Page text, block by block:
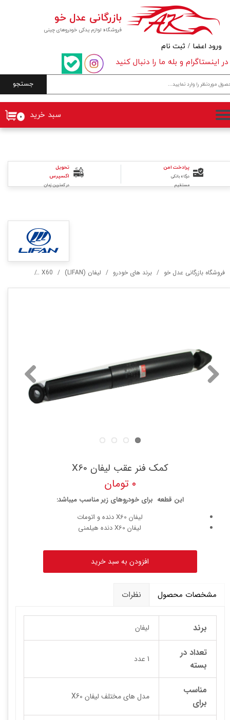
فروشگاه لوازم یدکی خودروهای چینی
بازرگانی عدل خو
جستجو
۰ سبد خرید
در اینستاگرام و بله ما را دنبال کنید
ورود اعضا / ثبت نام
حساب کاربری من
تغییر گذر واژه
سفارشات
خروج از حساب کاربری
فروشگاه بازرگانی عدل خو برند های خودرو لیفان (LIFAN) X60
کمک فنر عقب لیفان X60
۰ تومان
این قطعه برای خودروهای زیر مناسب میباشد:
لیفان X60 دنده و اتومات
لیفان X60 دنده هیلمنی
افزودن به سبد خرید
مشخصات محصول نظرات
برند لیفان
تعداد در
بسته
1 عدد
مناسب
برای
مدل های مختلف لیفان X60
تحویل
اکسپرس
در کمترین زمان
پرادخت امن
درگاه بانکی
مستقیم